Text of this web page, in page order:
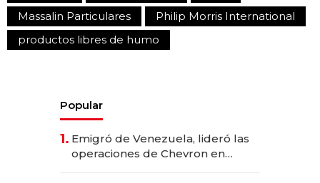
Massalin Particulares
Philip Morris International
productos libres de humo
Popular
1. Emigró de Venezuela, lideró las
operaciones de Chevron en